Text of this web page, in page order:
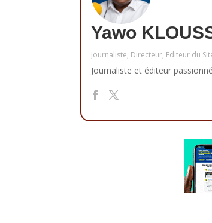
Yawo
Journaliste, Directeur, Editeur du
Journaliste et éditeur